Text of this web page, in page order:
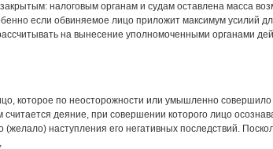
налоговым органам и судам оставлена масса
если обвиняемое лицо приложит максимум усилий
на вынесение уполномоченными органами
которое по неосторожности или умышленно
деяние, при совершении которого лицо
наступления его негативных последствий.